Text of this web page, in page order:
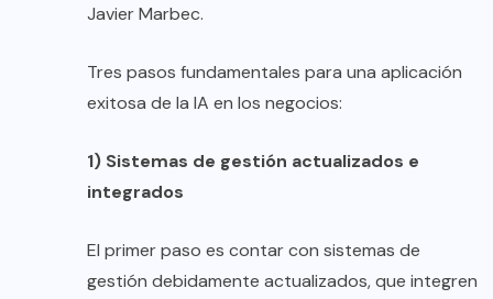
Javier Marbec.
Tres pasos fundamentales para una aplicación
exitosa de la IA en los negocios:
1) Sistemas de gestión actualizados e
integrados
El primer paso es contar con sistemas de
gestión debidamente actualizados, que integren